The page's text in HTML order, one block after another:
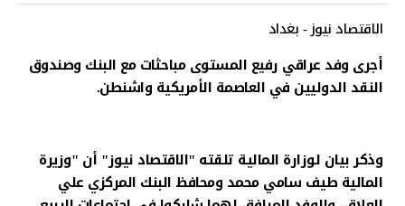
الاقتصاد نيوز - بغداد
أجرى وفد عراقي رفيع المستوى مباحثات مع البنك وصندوق
النقد الدوليين في العاصمة الأمريكية واشنطن.
وذكر بيان لوزارة المالية تلقته "الاقتصاد نيوز" أن "وزيرة
المالية طيف سامي محمد ومحافظ البنك المركزي علي